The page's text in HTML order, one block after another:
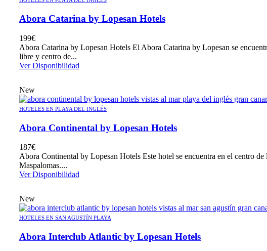
Abora Catarina by Lopesan Hotels
199€
Abora Catarina by Lopesan Hotels El Abora Catarina by Lopesan se
libre y centro de...
Ver Disponibilidad
New
HOTELES EN PLAYA DEL INGLÉS
Abora Continental by Lopesan Hotels
187€
Abora Continental by Lopesan Hotels Este hotel se encuentra en el centro
Maspalomas....
Ver Disponibilidad
New
HOTELES EN SAN AGUSTÍN PLAYA
Abora Interclub Atlantic by Lopesan Hotels